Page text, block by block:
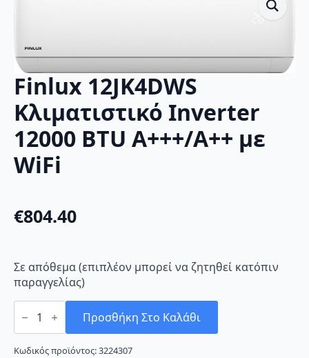
Finlux 12JK4DWS
Κλιματιστικό Inverter
12000 BTU A+++/A++ με
WiFi
€804.40
Σε απόθεμα (επιπλέον μπορεί να ζητηθεί κατόπιν
παραγγελίας)
Finlux
12JK4DWS
Inverter
12000
Προσθήκη Στο Καλάθι
Κωδικός προϊόντος:3224307